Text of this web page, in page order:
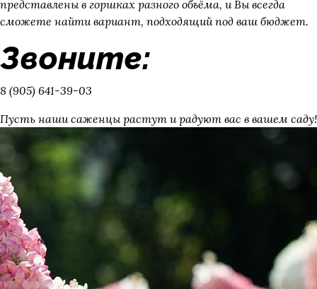
представлены в горшках разного объёма, и Вы всегда
сможете найти вариант, подходящий под ваш бюджет.
Звоните:
8 (905) 641-39-03
Пусть наши саженцы растут и радуют вас в вашем саду!